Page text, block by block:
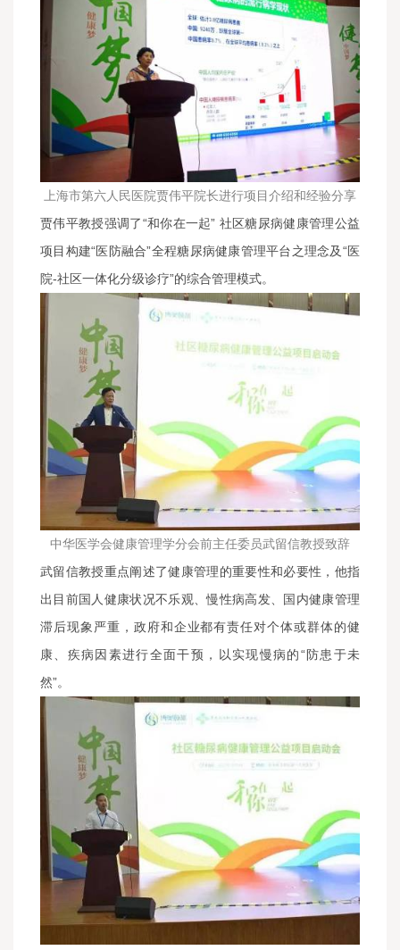
上海市第六人民医院贾伟平院长进行项目介绍和经验分享
贾伟平教授强调了“和你在一起” 社区糖尿病健康管理公益
项目构建“医防融合”全程糖尿病健康管理平台之理念及“医
院-社区一体化分级诊疗”的综合管理模式。
中华医学会健康管理学分会前主任委员武留信教授致辞
武留信教授重点阐述了健康管理的重要性和必要性，他指
出目前国人健康状况不乐观、慢性病高发、国内健康管理
滞后现象严重，政府和企业都有责任对个体或群体的健
康、疾病因素进行全面干预，以实现慢病的“防患于未
然”。